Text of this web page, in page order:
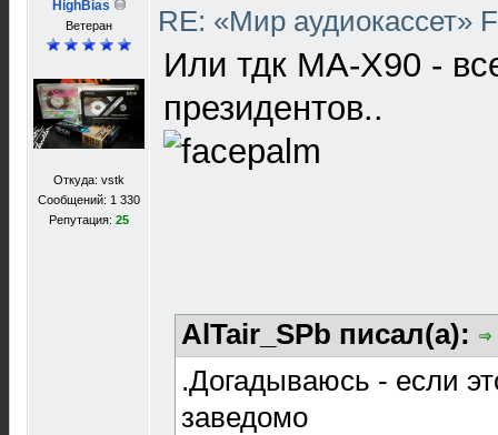
HighBias
Ветеран
Откуда: vstk
Сообщений: 1 330
Репутация: 25
RE: «Мир аудиокассет»
Или тдк МА-Х90 -
президентов..
AlTair_SPb писал(а):
.Догадываюсь - если
заведомо